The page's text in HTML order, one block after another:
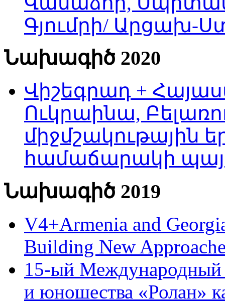
Գյումրի/ Արցախ-
Նախագիծ 2020
Վիշեգրադ +
Ուկրաինա,
միջմշակութային
համաճարակի
Նախագիծ 2019
V4+Armenia and
Building New
15-ый Международный
и юношества «Ролан»